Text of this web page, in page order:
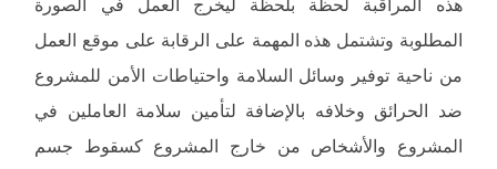
هذه المراقبة لحظة بلحظة ليخرج العمل في الصورة
المطلوبة وتشتمل هذه المهمة على الرقابة على موقع العمل
من ناحية توفير وسائل السلامة واحتياطات الأمن للمشروع
ضد الحرائق وخلافه بالإضافة لتأمين سلامة العاملين في
المشروع والأشخاص من خارج المشروع كسقوط جسم